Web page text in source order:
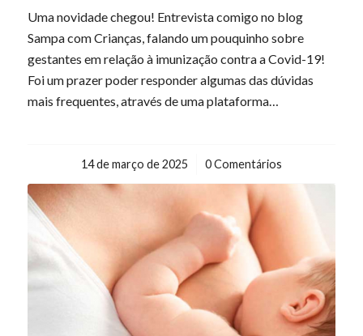
Uma novidade chegou! Entrevista comigo no blog
Sampa com Crianças, falando um pouquinho sobre
gestantes em relação à imunização contra a Covid-19!
Foi um prazer poder responder algumas das dúvidas
mais frequentes, através de uma plataforma…
14 de março de 2025
/ 0 Comentários